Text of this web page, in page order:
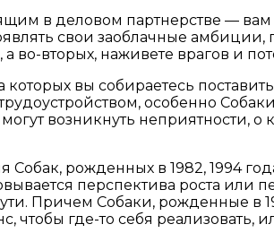
в деловом партнерстве —
свои заоблачные амбиции,
во-вторых, наживете врагов и
которых вы собираетесь
особенно
возникнуть неприятности,
Собак, рожденных в 1982, 1994
перспектива роста или
Причем Собаки, рожденные в
чтобы где-то себя